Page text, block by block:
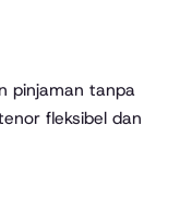
pinjaman tanpa
fleksibel dan